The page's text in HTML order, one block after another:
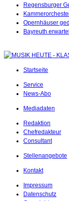
Regensburger
Opernhäuser
Bayreuth
Startseite
Service
News-Abo
Mediadaten
Redaktion
Chefredakteur
Consultant
Stellenangebote
Kontakt
Impressum
Datenschutz